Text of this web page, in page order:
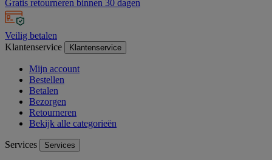
Gratis retourneren binnen 30 dagen
Veilig betalen
Klantenservice
Klantenservice
Mijn account
Bestellen
Betalen
Bezorgen
Retourneren
Bekijk alle categorieën
Services Services